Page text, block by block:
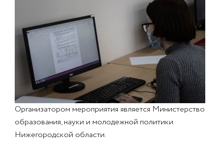
Организатором мероприятия является Министерство
образования, науки и молодежной политики
Нижегородской области.